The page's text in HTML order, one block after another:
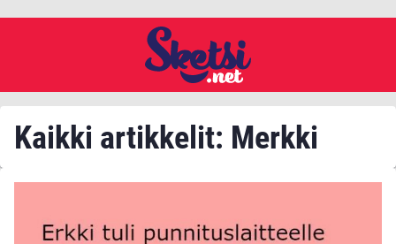
Kaikki artikkelit: Merkki